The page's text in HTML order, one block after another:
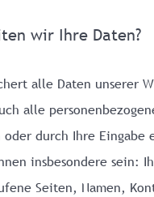
wir Ihre Daten?
alle Daten unserer
alle
durch Ihre Eingabe
insbesondere sein:
Seiten, Namen,